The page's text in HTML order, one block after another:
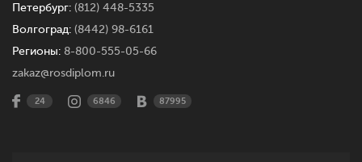
Петербург: (812) 448-5335
Волгоград: (8442) 98-6161
Регионы: 8-800-555-05-66
zakaz@rosdiplom.ru
24 6846 87995